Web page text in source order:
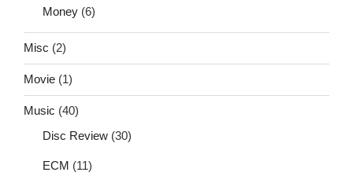
Money (6)
Misc (2)
Movie (1)
Music (40)
Disc Review (30)
ECM (11)